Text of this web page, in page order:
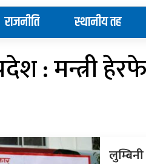
राजनीति स्थानीय तह
: मन्त्री